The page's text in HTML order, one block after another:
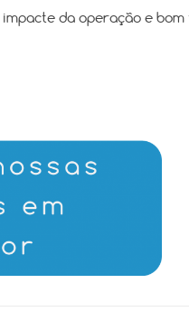
da operação e